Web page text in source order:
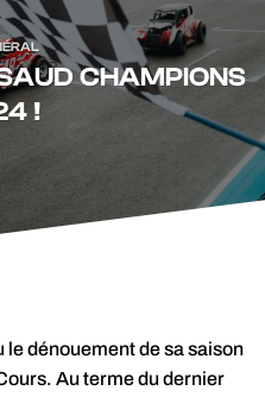
CHAMPIONS
!
le dénouement de sa saison
Au terme du dernier